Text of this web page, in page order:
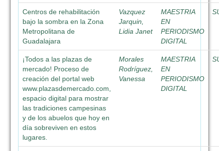
Centros de rehabilitación
bajo la sombra en la Zona
Metropolitana de
Guadalajara
Vazquez
Jarquin,
Lidia Janet
MAESTRIA
EN
PERIODISMO
DIGITAL
¡Todos a las plazas de
mercado! Proceso de
creación del portal web
www.plazasdemercado.com,
espacio digital para mostrar
las tradiciones campesinas
y de los abuelos que hoy en
día sobreviven en estos
lugares.
Morales
Rodríguez,
Vanessa
MAESTRIA
EN
PERIODISMO
DIGITAL